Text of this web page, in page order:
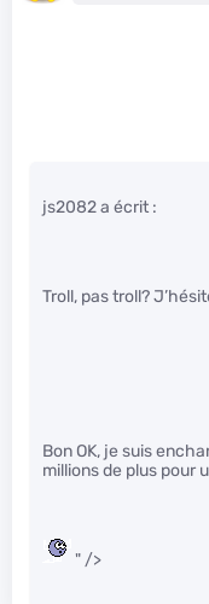
js2082 a écrit :
Troll, pas troll?
Bon OK, je suis
millions de plus pour
" />